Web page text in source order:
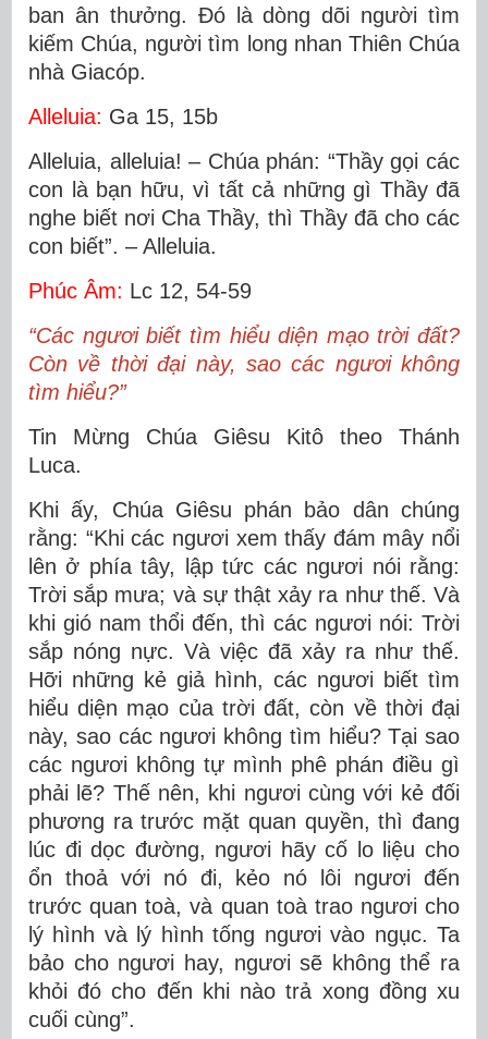
ban ân thưởng. Ðó là dòng dõi người tìm
kiếm Chúa, người tìm long nhan Thiên Chúa
nhà Giacóp.
Alleluia: Ga 15, 15b
Alleluia, alleluia! – Chúa phán: “Thầy gọi các
con là bạn hữu, vì tất cả những gì Thầy đã
nghe biết nơi Cha Thầy, thì Thầy đã cho các
con biết”. – Alleluia.
Phúc Âm: Lc 12, 54-59
“Các ngươi biết tìm hiểu diện mạo trời đất?
Còn về thời đại này, sao các ngươi không
tìm hiểu?”
Tin Mừng Chúa Giêsu Kitô theo Thánh
Luca.
Khi ấy, Chúa Giêsu phán bảo dân chúng
rằng: “Khi các ngươi xem thấy đám mây nổi
lên ở phía tây, lập tức các ngươi nói rằng:
Trời sắp mưa; và sự thật xảy ra như thế. Và
khi gió nam thổi đến, thì các ngươi nói: Trời
sắp nóng nực. Và việc đã xảy ra như thế.
Hỡi những kẻ giả hình, các ngươi biết tìm
hiểu diện mạo của trời đất, còn về thời đại
này, sao các ngươi không tìm hiểu? Tại sao
các ngươi không tự mình phê phán điều gì
phải lẽ? Thế nên, khi ngươi cùng với kẻ đối
phương ra trước mặt quan quyền, thì đang
lúc đi dọc đường, ngươi hãy cố lo liệu cho
ổn thoả với nó đi, kẻo nó lôi ngươi đến
trước quan toà, và quan toà trao ngươi cho
lý hình và lý hình tống ngươi vào ngục. Ta
bảo cho ngươi hay, ngươi sẽ không thể ra
khỏi đó cho đến khi nào trả xong đồng xu
cuối cùng”.